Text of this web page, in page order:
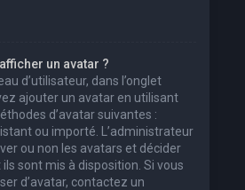
un avatar ?
d’utilisateur, dans l’onglet
ajouter un avatar en utilisant
d’avatar suivantes :
ou importé. L’administrateur
ou non les avatars et décider
sont mis à disposition. Si vous
d’avatar, contactez un